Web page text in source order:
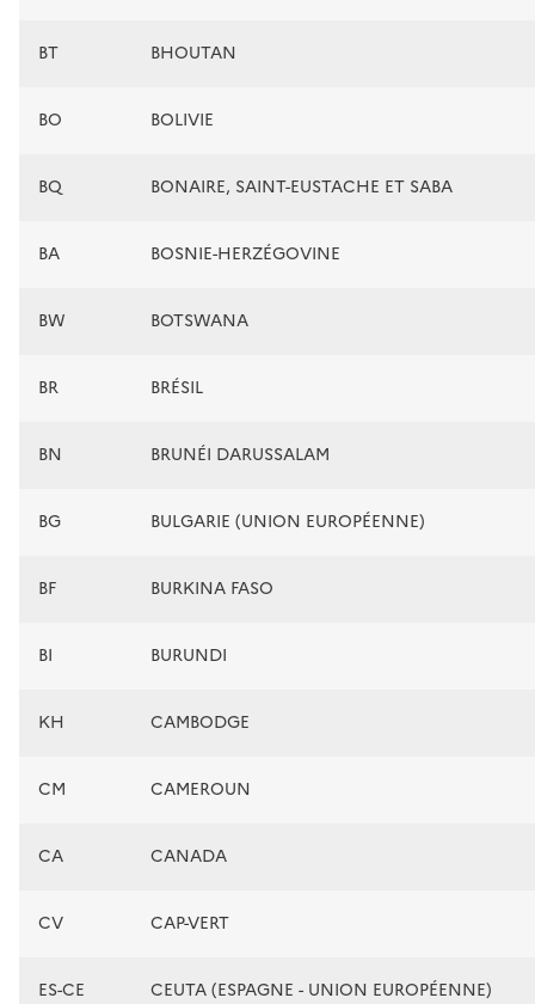
BT BHOUTAN
BO BOLIVIE
BQ BONAIRE, SAINT-EUSTACHE ET SABA
BA BOSNIE-HERZÉGOVINE
BW BOTSWANA
BR BRÉSIL
BN BRUNÉI DARUSSALAM
BG BULGARIE (UNION EUROPÉENNE)
BF BURKINA FASO
BI BURUNDI
KH CAMBODGE
CM CAMEROUN
CA CANADA
CV CAP-VERT
ES-CE CEUTA (ESPAGNE - UNION EUROPÉENNE)